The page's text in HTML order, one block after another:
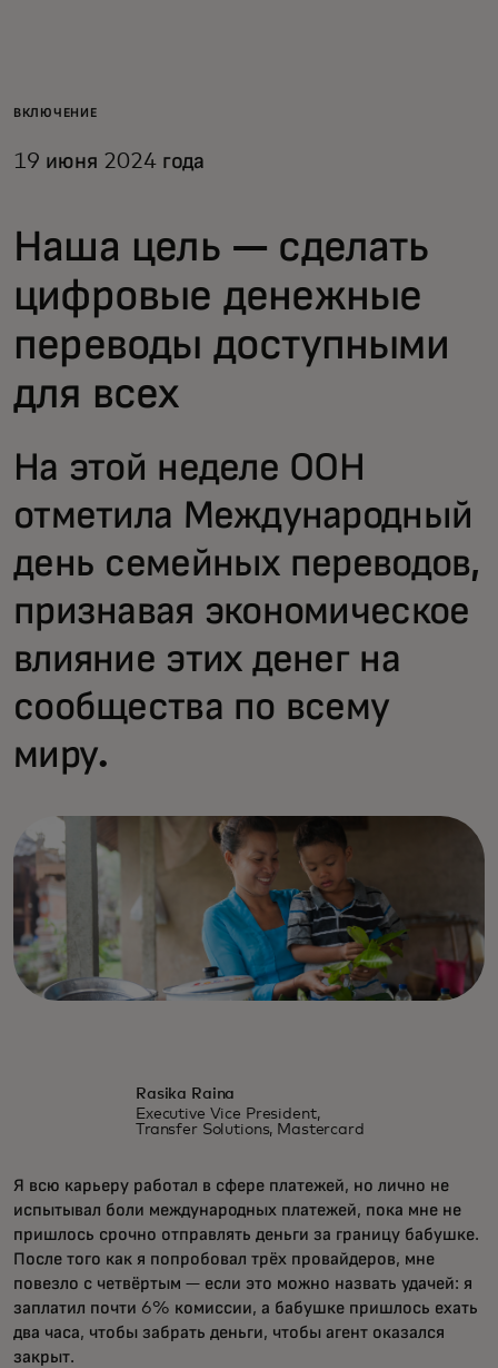
Для бизнеса
Для новаторов
Новости и тренды
ВКЛЮЧЕНИЕ
19 июня 2024 года
Наша цель — сделать
цифровые денежные
переводы доступными
для всех
На этой неделе ООН
отметила Международный
день семейных переводов,
признавая экономическое
влияние этих денег на
сообщества по всему
миру.
Rasika Raina
Executive Vice President,
Transfer Solutions, Mastercard
Я всю карьеру работал в сфере платежей, но лично не
испытывал боли международных платежей, пока мне не
пришлось срочно отправлять деньги за границу бабушке.
После того как я попробовал трёх провайдеров, мне
повезло с четвёртым — если это можно назвать удачей: я
заплатил почти 6% комиссии, а бабушке пришлось ехать
два часа, чтобы забрать деньги, чтобы агент оказался
закрыт.